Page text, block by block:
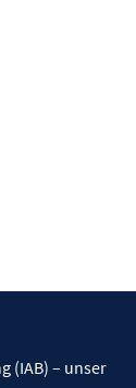
(IAB) – unser